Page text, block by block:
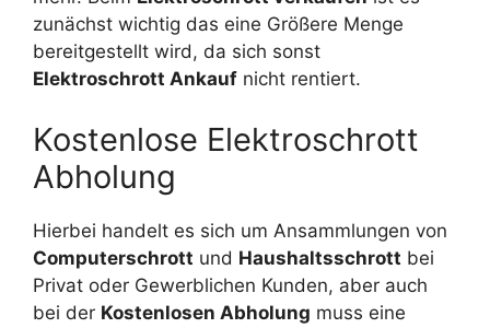
zunächst wichtig das eine Größere Menge
bereitgestellt wird, da sich sonst
Elektroschrott Ankauf nicht rentiert.
Kostenlose Elektroschrott
Abholung
Hierbei handelt es sich um Ansammlungen von
Computerschrott und Haushaltsschrott bei
Privat oder Gewerblichen Kunden, aber auch
bei der Kostenlosen Abholung muss eine